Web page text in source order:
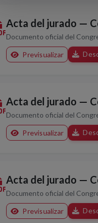
Acta del jurado —
Documento oficial del
Previsualizar
Acta del jurado —
Documento oficial del
Previsualizar
Acta del jurado —
Documento oficial del
Previsualizar